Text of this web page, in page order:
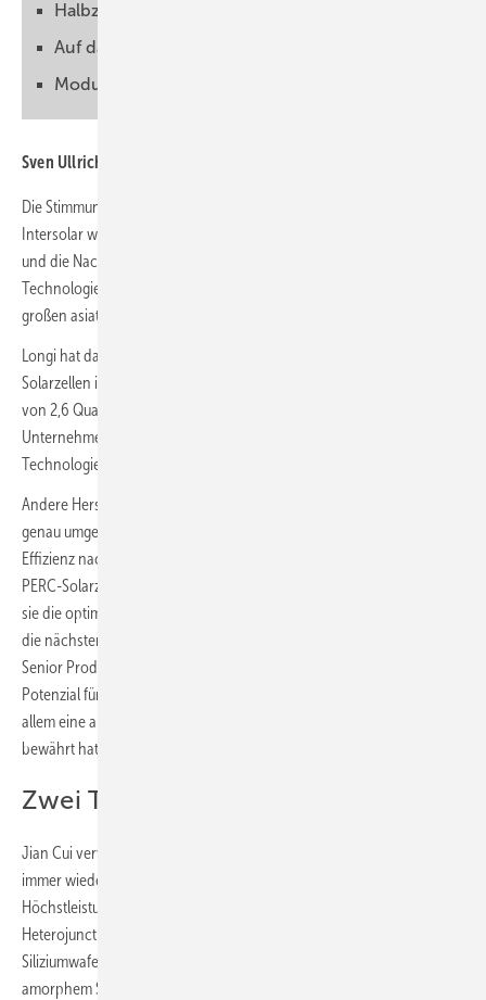
Halbzellen sind Standard
Auf das Zellwachstum vorbereiten
Modulflächen bis 3,11 Quadratmeter
Sven Ullrich
Die Stimmung bei den Modulherstellern auf der diesjährigen
Intersolar war prächtig. Sie können in volle Auftragsbücher schauen,
und die Nachfrage steigt weiter. Außerdem haben sie weiter an den
Technologien gefeilt. Das Ziel: mehr Effizienz. So setzen auch die
großen asiatischen Hersteller längst auf hochwertige Projektmodule.
Longi hat das Projektmodul Himo 5 auch mit monokristallinen
Solarzellen im Portfolio. Es erreicht bis zu 550 Watt auf einer Fläche
von 2,6 Quadratmetern. Das sind fast 213 Watt pro Quadratmeter. Das
Unternehmen setzt hier auf die seit mehreren Jahren bewährte PERC-
Technologie und nutzt dafür p-Typ-Solarzellen.
Andere Hersteller setzen inzwischen schon auf n-Typ-Zellen, die
genau umgekehrt aufgebaut sind und denen das Potenzial höherer
Effizienz nachgesagt wird. „Doch wir nutzen weiterhin die p-Typ-
PERC-Solarzellen, da sie immer noch der Industriestandard sind und
sie die optimale Wahl für die meisten unserer Großprojekte auch für
die nächsten zwei bis drei Jahre bleiben werden“, sagt Jian Cui,
Senior Produktmanager von Longi. „P-Typ-Zellen haben nicht nur das
Potenzial für weitere Steigerungen der Wirkungsgrade. Sie sind vor
allem eine ausgereifte Technologie, die sich in der Massenfertigung
bewährt hat.“
Zwei Technologien in einem Modul
Jian Cui verweist darauf, dass Longi mit der p-Typ-PERC-Technologie
immer wieder neue Wirkungsgradrekorde aufgestellt hat. Die jüngste
Höchstleistung hat das Unternehmen aber mit einer sogenannten
Heterojunctionsolarzelle erreicht. Dies sind Zellen, die auf kristallinen
Siliziumwafern basieren. Diese werden mit einer dünnen Schicht aus
amorphem Silizium ummantelt. Durch die doppelte Halbleiterstruktur